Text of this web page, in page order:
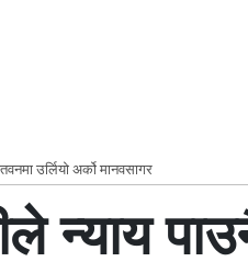
उर्लियो अर्को मानवसागर
न्याय